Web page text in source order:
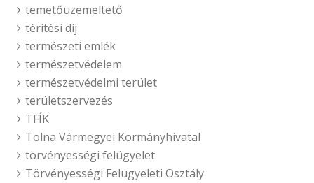
temetőüzemeltető
térítési díj
természeti emlék
természetvédelem
természetvédelmi terület
területszervezés
TFÍK
Tolna Vármegyei Kormányhivatal
törvényességi felügyelet
Törvényességi Felügyeleti Osztály